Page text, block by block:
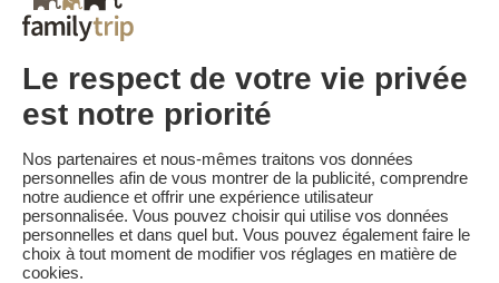
Les pénalités d'annulation sont calculées sur la base du barème
suivant :
• Annulation 60 jours ou plus avant la date de début du séjour :
acompte conservé
• Annulation moins de 60 jours avant la date de début du séjour :
100 % du prix du séjour
Familytrip vous conseille de souscrire l'assurance annulation de
son partenaire AREAS Assurances. Souscrivez au moment de la
réservation ou dans les 24h suivant votre réservation par
téléphone.
Le respect de votre vie privée
est notre priorité
Nos partenaires et nous-mêmes traitons vos données
personnelles afin de vous montrer de la publicité, comprendre
notre audience et offrir une expérience utilisateur
personnalisée. Vous pouvez choisir qui utilise vos données
personnelles et dans quel but. Vous pouvez également faire le
choix à tout moment de modifier vos réglages en matière de
cookies.